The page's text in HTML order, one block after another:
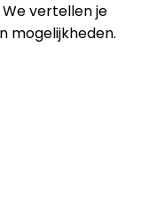
vertellen je
mogelijkheden.